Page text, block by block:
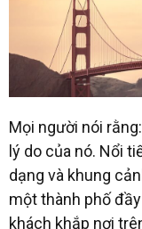
Mọi người nói
lý do của nó. Nổi
dạng và khung
một thành phố
khách khắp nơi